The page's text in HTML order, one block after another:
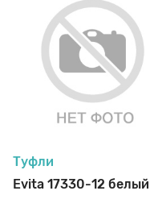
Туфли
Evita 17330-12 белый